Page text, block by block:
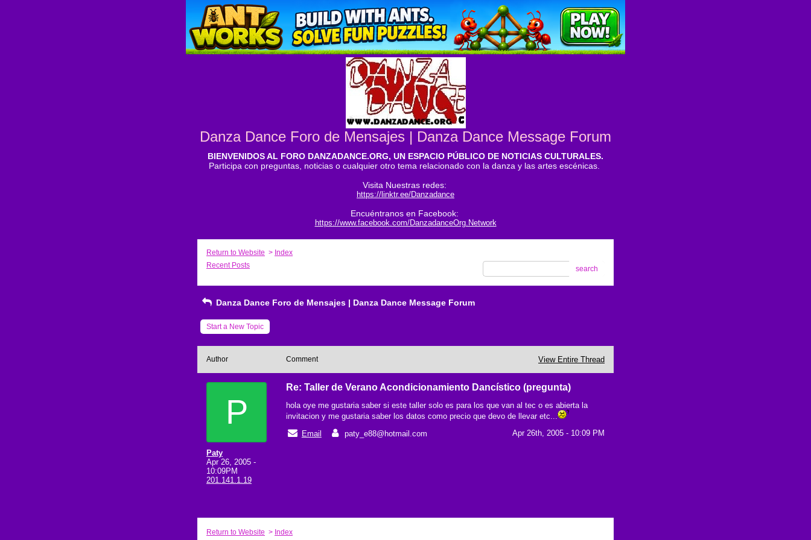
Danza Dance Foro de Mensajes | Danza Dance Message Forum
BIENVENIDOS AL FORO DANZADANCE.ORG, UN ESPACIO PÚBLICO DE NOTICIAS CULTURALES.
Participa con preguntas, noticias o cualquier otro tema relacionado con la danza y las artes escénicas.
Visita Nuestras redes:
https://linktr.ee/Danzadance
Encuéntranos en Facebook:
https://www.facebook.com/DanzadanceOrg.Network
Return to Website > Index
Recent Posts
search
Danza Dance Foro de Mensajes | Danza Dance Message Forum
Start a New Topic
Author Comment View Entire Thread
P
Paty
Apr 26, 2005 -
10:09PM
201.141.1.19
Re: Taller de Verano Acondicionamiento Dancístico (pregunta)
hola oye me gustaria saber si este taller solo es para los que van al tec o es abierta la
invitacion y me gustaria saber los datos como precio que devo de llevar etc...
Email
paty_e88@hotmail.com Apr 26th, 2005 - 10:09 PM
Return to Website > Index